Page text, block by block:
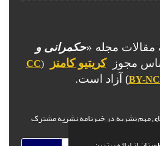
مجله «حکمرانی و
مجوزکریتیو کامنز (
CC
BY-) آزاد است.
مهم نشریه در خبرنامه نشریه مشترک